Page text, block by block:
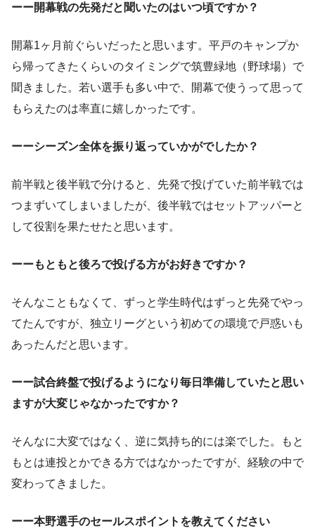
ーー開幕戦の先発だと聞いたのはいつ頃ですか？
開幕1ヶ月前ぐらいだったと思います。平戸のキャンプか
ら帰ってきたくらいのタイミングで筑豊緑地（野球場）で
聞きました。若い選手も多い中で、開幕で使うって思って
もらえたのは率直に嬉しかったです。
ーーシーズン全体を振り返っていかがでしたか？
前半戦と後半戦で分けると、先発で投げていた前半戦では
つまずいてしまいましたが、後半戦ではセットアッパーと
して役割を果たせたと思います。
ーーもともと後ろで投げる方がお好きですか？
そんなこともなくて、ずっと学生時代はずっと先発でやっ
てたんですが、独立リーグという初めての環境で戸惑いも
あったんだと思います。
ーー試合終盤で投げるようになり毎日準備していたと思い
ますが大変じゃなかったですか？
そんなに大変ではなく、逆に気持ち的には楽でした。もと
もとは連投とかできる方ではなかったですが、経験の中で
変わってきました。
ーー本野選手のセールスポイントを教えてください